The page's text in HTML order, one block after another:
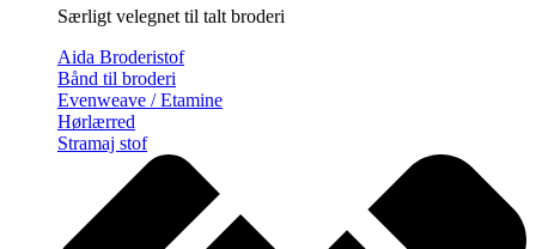
Særligt velegnet til talt broderi
Aida Broderistof
Bånd til broderi
Evenweave / Etamine
Hørlærred
Stramaj stof